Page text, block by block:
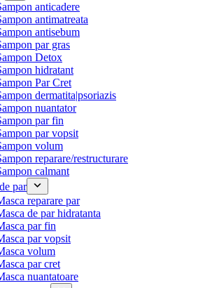
anticadere
antimatreata
antisebum
par gras
Detox
hidratant
Par Cret
dermatita|psoriazis
nuantator
par fin
par vopsit
volum
reparare/restructurare
calmant
par
reparare par
de par hidratanta
par fin
par vopsit
volum
par cret
nuantatoare